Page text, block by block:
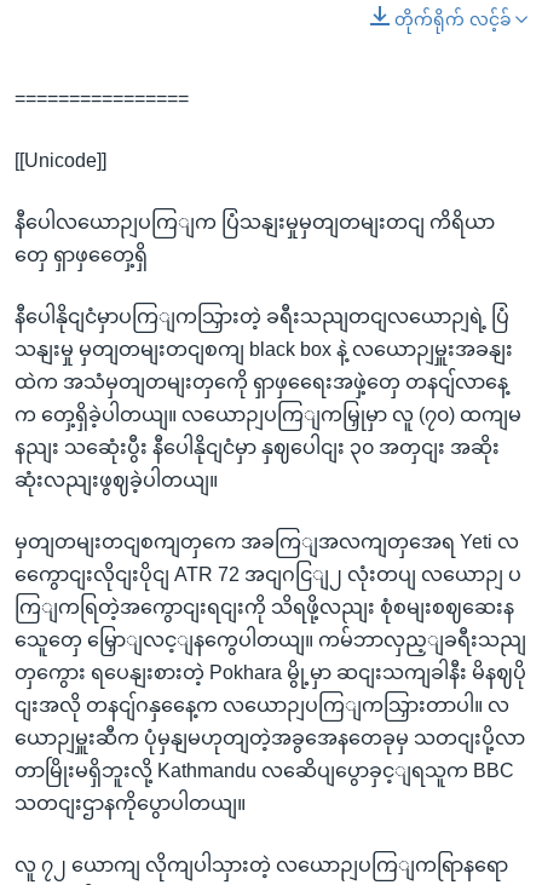
တိုက်ရိုက် လင့်ခ်
================
[[Unicode]]
နီပေါလယောဉျပကြျက ပြံသနျးမှုမှတျတမျးတငျ ကိရိယာ
တှေ ရှာဖှတှေေ့ရှိ
နီပေါနိုငျငံမှာပကြျကသြှားတဲ့ ခရီးသညျတငျလယောဉျရဲ့ ပြံ
သနျးမှု မှတျတမျးတငျစကျ black box နဲ့ လယောဉျမှူးအခနျး
ထဲက အသံမှတျတမျးတှကေို ရှာဖှရေေးအဖှဲ့တှေ တနငျ်လာနေ့
က တှေ့ရှိခဲ့ပါတယျ။ လယောဉျပကြျကမြှုမှာ လူ (၇၀) ထကျမ
နညျး သဆေုံးပွီး နီပေါနိုငျငံမှာ နှဈပေါငျး ၃၀ အတှငျး အဆိုး
ဆုံးလညျးဖွဈခဲ့ပါတယျ။
မှတျတမျးတငျစကျတှကေ အခကြျအလကျတှအေရ Yeti လ
ကွေောငျးလိုငျးပိုငျ ATR 72 အငျဂငြျ၂ လုံးတပျ လယောဉျ ပ
ကြျကရြတဲ့အကွောငျးရငျးကို သိရဖို့လညျး စုံစမျးစဈဆေးန
သေူတှေ မြှောျလင့ျနကွေပါတယျ။ ကမ်ဘာလှည့ျခရီးသညျ
တှကွေား ရပေနျးစားတဲ့ Pokhara မွို့မှာ ဆငျးသကျခါနီး မိနဈပို
ငျးအလို တနငျ်ဂနှနေေ့က လယောဉျပကြျကသြှားတာပါ။ လ
ယောဉျမှူးဆီက ပုံမှနျမဟုတျတဲ့အခွအေနတေခုမှ သတငျးပို့လာ
တာမြိုးမရှိဘူးလို့ Kathmandu လဆေိပျပွောခှင့ျရသူက BBC
သတငျးဌာနကိုပွောပါတယျ။
လူ ၇၂ ယောကျ လိုကျပါသှားတဲ့ လယောဉျပကြျကရြာနရော